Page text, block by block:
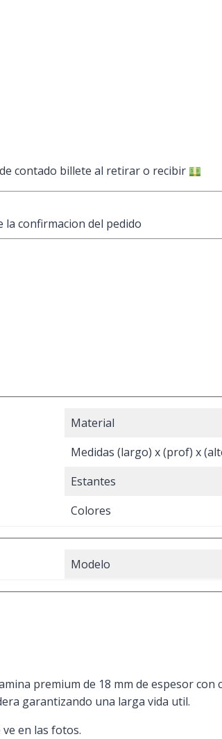
contado billete al retirar o recibir
la confirmacion del pedido
Material
Medidas (largo) x (prof) x
Estantes
Colores
Modelo
premium de 18 mm de espesor con
garantizando una larga vida util.
en las fotos.